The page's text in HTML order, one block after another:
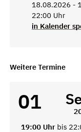
18.08.2026 -
22:00 Uhr
in Kalender
Weitere Termine
01
19:00 Uhr bis